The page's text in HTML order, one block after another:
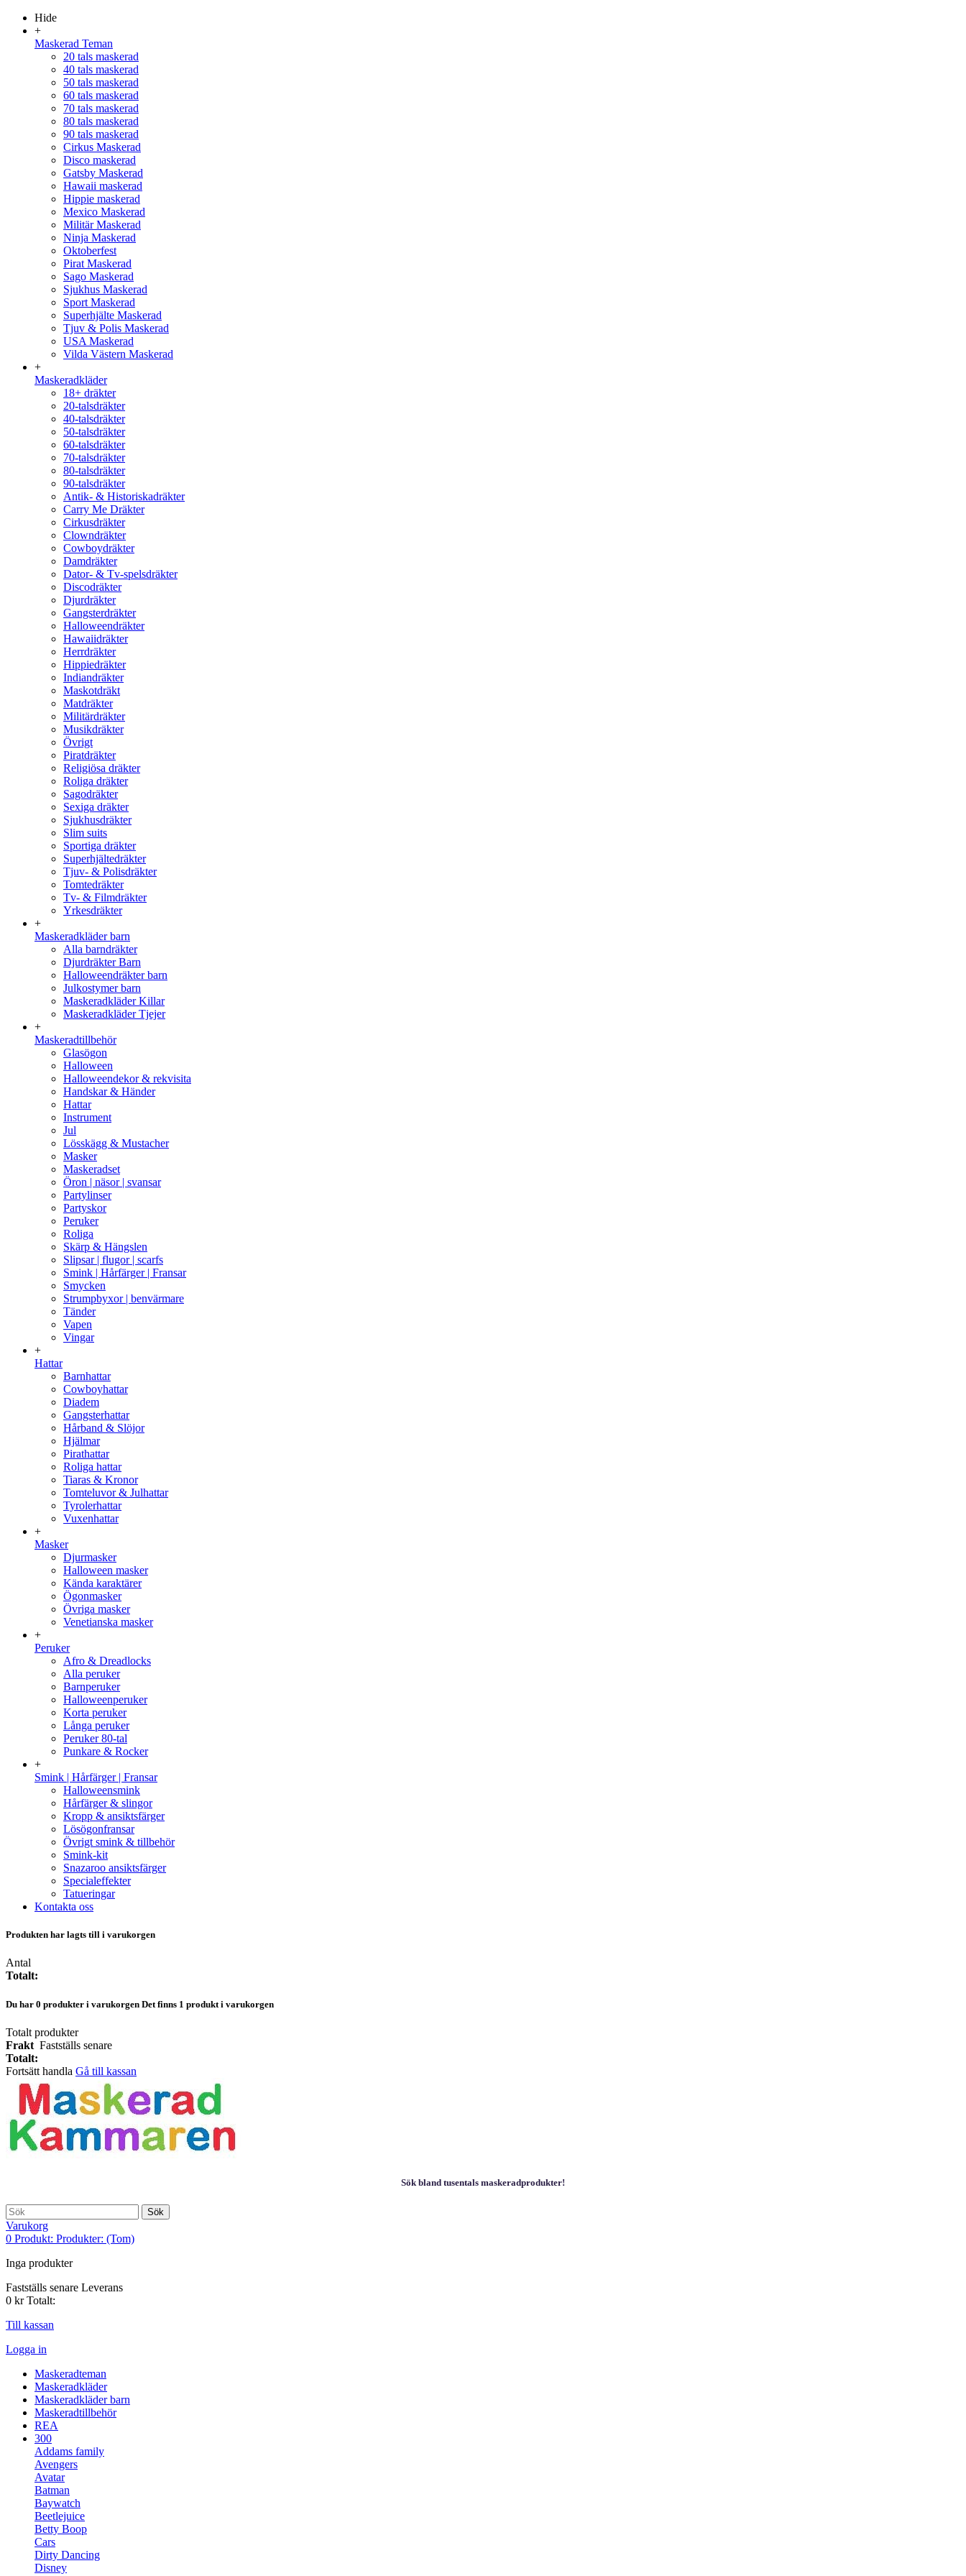
Hide
+
Maskerad Teman
20 tals maskerad
40 tals maskerad
50 tals maskerad
60 tals maskerad
70 tals maskerad
80 tals maskerad
90 tals maskerad
Cirkus Maskerad
Disco maskerad
Gatsby Maskerad
Hawaii maskerad
Hippie maskerad
Mexico Maskerad
Militär Maskerad
Ninja Maskerad
Oktoberfest
Pirat Maskerad
Sago Maskerad
Sjukhus Maskerad
Sport Maskerad
Superhjälte Maskerad
Tjuv & Polis Maskerad
USA Maskerad
Vilda Västern Maskerad
+
Maskeradkläder
18+ dräkter
20-talsdräkter
40-talsdräkter
50-talsdräkter
60-talsdräkter
70-talsdräkter
80-talsdräkter
90-talsdräkter
Antik- & Historiskadräkter
Carry Me Dräkter
Cirkusdräkter
Clowndräkter
Cowboydräkter
Damdräkter
Dator- & Tv-spelsdräkter
Discodräkter
Djurdräkter
Gangsterdräkter
Halloweendräkter
Hawaiidräkter
Herrdräkter
Hippiedräkter
Indiandräkter
Maskotdräkt
Matdräkter
Militärdräkter
Musikdräkter
Övrigt
Piratdräkter
Religiösa dräkter
Roliga dräkter
Sagodräkter
Sexiga dräkter
Sjukhusdräkter
Slim suits
Sportiga dräkter
Superhjältedräkter
Tjuv- & Polisdräkter
Tomtedräkter
Tv- & Filmdräkter
Yrkesdräkter
+
Maskeradkläder barn
Alla barndräkter
Djurdräkter Barn
Halloweendräkter barn
Julkostymer barn
Maskeradkläder Killar
Maskeradkläder Tjejer
+
Maskeradtillbehör
Glasögon
Halloween
Halloweendekor & rekvisita
Handskar & Händer
Hattar
Instrument
Jul
Lösskägg & Mustacher
Masker
Maskeradset
Öron | näsor | svansar
Partylinser
Partyskor
Peruker
Roliga
Skärp & Hängslen
Slipsar | flugor | scarfs
Smink | Hårfärger | Fransar
Smycken
Strumpbyxor | benvärmare
Tänder
Vapen
Vingar
+
Hattar
Barnhattar
Cowboyhattar
Diadem
Gangsterhattar
Hårband & Slöjor
Hjälmar
Pirathattar
Roliga hattar
Tiaras & Kronor
Tomteluvor & Julhattar
Tyrolerhattar
Vuxenhattar
+
Masker
Djurmasker
Halloween masker
Kända karaktärer
Ögonmasker
Övriga masker
Venetianska masker
+
Peruker
Afro & Dreadlocks
Alla peruker
Barnperuker
Halloweenperuker
Korta peruker
Långa peruker
Peruker 80-tal
Punkare & Rocker
+
Smink | Hårfärger | Fransar
Halloweensmink
Hårfärger & slingor
Kropp & ansiktsfärger
Lösögonfransar
Övrigt smink & tillbehör
Smink-kit
Snazaroo ansiktsfärger
Specialeffekter
Tatueringar
Kontakta oss
Produkten har lagts till i varukorgen
Antal
Totalt:
Du har 0 produkter i varukorgen Det finns 1 produkt i varukorgen
Totalt produkter
Frakt Fastställs senare
Totalt:
Fortsätt handla Gå till kassan
Sök bland tusentals maskeradprodukter!
Sök
Varukorg
0 Produkt: Produkter: (Tom)
Inga produkter
Fastställs senare Leverans
0 kr Totalt:
Till kassan
Logga in
Maskeradteman
Maskeradkläder
Maskeradkläder barn
Maskeradtillbehör
REA
300
Addams family
Avengers
Avatar
Batman
Baywatch
Beetlejuice
Betty Boop
Cars
Dirty Dancing
Disney